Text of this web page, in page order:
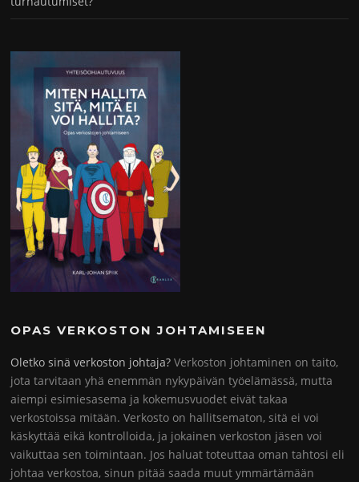
OPAS VERKOSTON JOHTAMISEEN
Oletko sinä verkoston johtaja? Verkoston johtaminen on taito,
jota tarvitaan yhä enemmän nykypäivän työelämässä, mutta
aiempi esimiesasema ja kokemusvuodet eivät takaa
verkostoissa mitään. Verkosto on hallitsematon, sitä ei voi
käskyttää eikä kontrolloida, ja jokainen verkoston jäsen voi
vaikuttaa sen toimintaan. Jos haluat toteuttaa oman tahtosi eli
johtaa verkostoa, sinun pitää saada muut ymmärtämään